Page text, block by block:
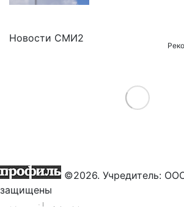
Новости СМИ2
Load More
©2026. Учредитель:
защищены